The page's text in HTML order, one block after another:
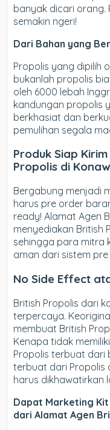
banyak dicari orang.
semakin ngeri!
Dari Bahan yang
Propolis yang dipilih
bukanlah propolis
oleh 6000 lebah
kandungan propolis
berkhasiat dan
pemulihan segala
Produk Siap
Propolis di
Bergabung menjadi
harus pre order
ready! Alamat Agen
menyediakan British
sehingga para mitra
aman dari sistem
No Side Effect
British Propolis dari
terpercaya.
membuat British
Kenapa tidak
Propolis terbuat dari
terbuat dari Propolis
harus dikhawatirkan
Dapat Marketing Kit
dari Alamat Agen